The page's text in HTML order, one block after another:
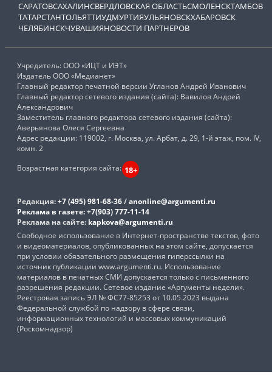
САРАТОВСАХАЛИНСВЕРДЛОВСКАЯ ОБЛАСТЬСМОЛЕНСКТАМБОВ
ТАТАРСТАНТОЛЬЯТТИУДМУРТИЯУЛЬЯНОВСКХАБАРОВСК
ЧЕЛЯБИНСКЧУВАШИЯНОВОСТИ ПАРТНЕРОВ
Учредитель: ООО «ИЦТ и ИЭТ»
Издатель ООО «Медианет»
Главный редактор печатной версии Угланов Андрей Иванович
Главный редактор сетевого издания (сайта): Вавилов Андрей
Александрович
Заместитель главного редактора сетевого издания (сайта):
Аверьянова Олеся Сергеевна
Адрес редакции: 119002, г. Москва, ул. Арбат, д. 29, 1-й этаж, пом. IV,
комн. 2
Возрастная категория сайта: 18+
Редакция:+7 (495) 981-68-36/anonline@argumenti.ru
Реклама в газете:+7(903) 777-11-14
Реклама на сайте: kapkova@argumenti.ru
Свободное использование в Интернет-пространстве текстов, фото
и видеоматериалов, опубликованных на этом сайте, допускается
при условии обязательного размещения гиперссылки на
источник публикации www.argumenti.ru. Использование
материалов в печатных СМИ допускается только с письменного
разрешения редакции. Сетевое издание «Аргументы недели».
Реестровая запись ЭЛ № ФС77-85253 от 10.05.2023 выдана
Федеральной службой по надзору в сфере связи,
информационных технологий и массовых коммуникаций
(Роскомнадзор)